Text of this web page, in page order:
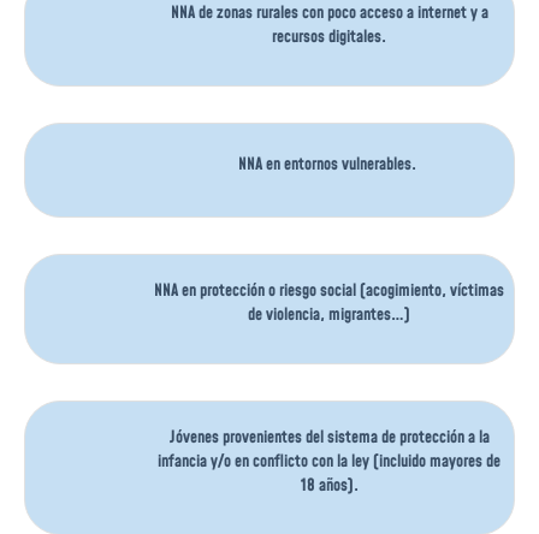
NNA de zonas rurales con poco acceso a internet y a
recursos digitales.
NNA en entornos vulnerables.
NNA en protección o riesgo social (acogimiento, víctimas
de violencia, migrantes…)
Jóvenes provenientes del sistema de protección a la
infancia y/o en conflicto con la ley (incluido mayores de
18 años).